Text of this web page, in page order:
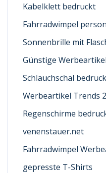
Kabelklett bedruckt
Fahrradwimpel
Sonnenbrille mit
Günstige Werbeartikel
Schlauchschal
Werbeartikel Trends
Regenschirme
venenstauer.net
Fahrradwimpel
gepresste T-Shirts